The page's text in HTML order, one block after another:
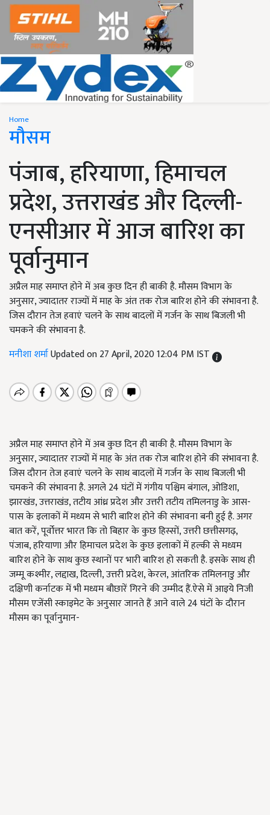
Home
मौसम
पंजाब, हरियाणा, हिमाचल
प्रदेश, उत्तराखंड और दिल्ली-
एनसीआर में आज बारिश का
पूर्वानुमान
अप्रैल माह समाप्त होने में अब कुछ दिन ही बाकी है. मौसम विभाग के
अनुसार, ज्यादातर राज्यों में माह के अंत तक रोज बारिश होने की संभावना है.
जिस दौरान तेज हवाएं चलने के साथ बादलों में गर्जन के साथ बिजली भी
चमकने की संभावना है.
मनीशा शर्माUpdated on 27 April, 2020 12:04 PM IST
अप्रैल माह समाप्त होने में अब कुछ दिन ही बाकी है. मौसम विभाग के
अनुसार, ज्यादातर राज्यों में माह के अंत तक रोज बारिश होने की संभावना है.
जिस दौरान तेज हवाएं चलने के साथ बादलों में गर्जन के साथ बिजली भी
चमकने की संभावना है. अगले 24 घंटों में गंगीय पश्चिम बंगाल, ओडिशा,
झारखंड, उत्तराखंड, तटीय आंध्र प्रदेश और उत्तरी तटीय तमिलनाडु के आस-
पास के इलाकों में मध्यम से भारी बारिश होने की संभावना बनी हुई है. अगर
बात करें, पूर्वोत्तर भारत कि तो बिहार के कुछ हिस्सों, उत्तरी छत्तीसगढ़,
पंजाब, हरियाणा और हिमाचल प्रदेश के कुछ इलाकों में हल्की से मध्यम
बारिश होने के साथ कुछ स्थानों पर भारी बारिश हो सकती है. इसके साथ ही
जम्मू कश्मीर, लद्दाख, दिल्ली, उत्तरी प्रदेश, केरल, आंतरिक तमिलनाडु और
दक्षिणी कर्नाटक में भी मध्यम बौछारें गिरने की उम्मीद हैं.ऐसे में आइये निजी
मौसम एजेंसी स्काइमेट के अनुसार जानते हैं आने वाले 24 घंटों के दौरान
मौसम का पूर्वानुमान-